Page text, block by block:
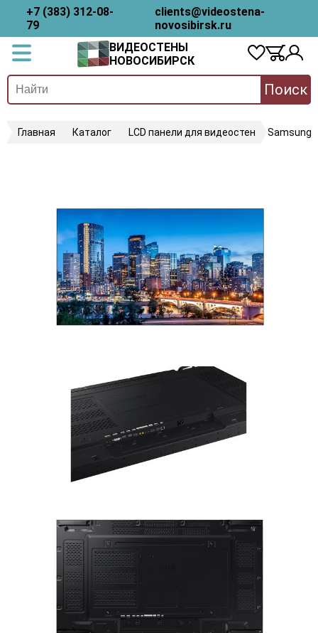
+7 (383) 312-08-
79
clients@videostena-
novosibirsk.ru
ВИДЕОСТЕНЫ
НОВОСИБИРСК
Поиск
Главная Каталог LCD панели для видеостен Samsung